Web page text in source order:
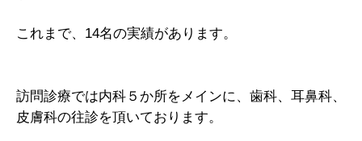
これまで、14名の実績があります。
訪問診療では内科５か所をメインに、歯科、耳鼻科、
皮膚科の往診を頂いております。